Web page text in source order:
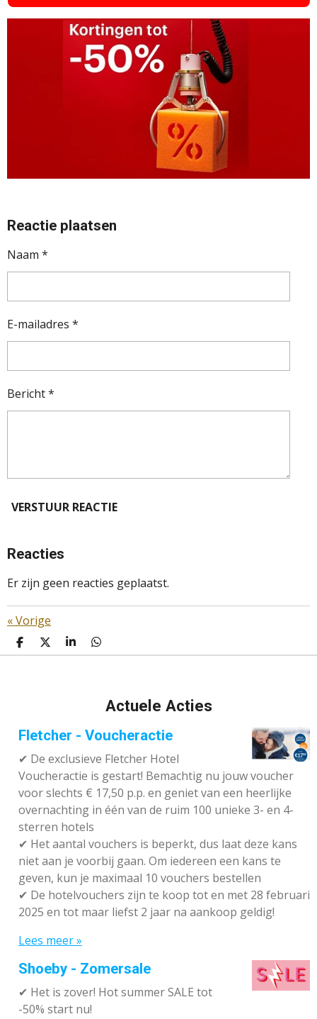
Reactie plaatsen
Naam *
E-mailadres *
Bericht *
VERSTUUR REACTIE
Reacties
Er zijn geen reacties geplaatst.
«Vorige
D
E
D
E
S
H
D
E
Actuele Acties
Fletcher - Voucheractie
✔ De exclusieve Fletcher Hotel
Voucheractie is gestart! Bemachtig nu jouw voucher
voor slechts € 17,50 p.p. en geniet van een heerlijke
overnachting in één van de ruim 100 unieke 3- en 4-
sterren hotels
✔ Het aantal vouchers is beperkt, dus laat deze kans
niet aan je voorbij gaan. Om iedereen een kans te
geven, kun je maximaal 10 vouchers bestellen
✔ De hotelvouchers zijn te koop tot en met 28 februari
2025 en tot maar liefst 2 jaar na aankoop geldig!
Lees meer »
Shoeby - Zomersale
✔ Het is zover! Hot summer SALE tot
-50% start nu!